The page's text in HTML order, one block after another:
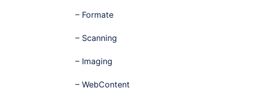
– Formate
– Scanning
– Imaging
– WebContent